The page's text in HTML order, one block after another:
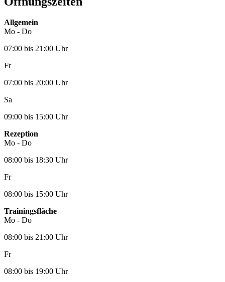
Allgemein
Mo - Do
07:00 bis 21:00 Uhr
Fr
07:00 bis 20:00 Uhr
Sa
09:00 bis 15:00 Uhr
Rezeption
Mo - Do
08:00 bis 18:30 Uhr
Fr
08:00 bis 15:00 Uhr
Trainingsfläche
Mo - Do
08:00 bis 21:00 Uhr
Fr
08:00 bis 19:00 Uhr